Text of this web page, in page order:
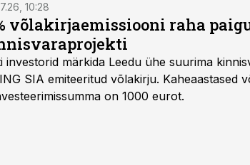
10:28
võlakirjaemissiooni raha
investorid märkida Leedu ühe suurima
SIA emiteeritud võlakirju. Kaheaastased
on 1000 eurot.